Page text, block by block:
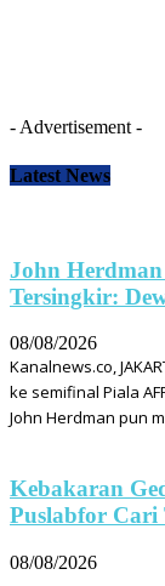
- Advertisement -
Latest News
John
Tersingkir:
08/08/2026
Kanalnews.co,
ke semifinal Piala
John Herdman pun
Kebakaran
Puslabfor
08/08/2026